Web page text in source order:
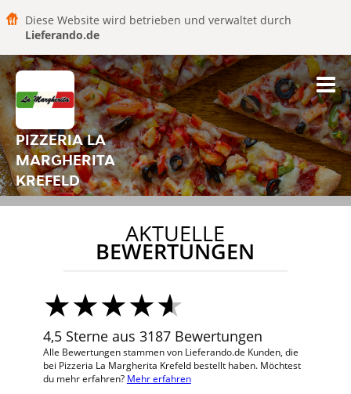
Diese Website wird betrieben und verwaltet durch
Lieferando.de
PIZZERIA LA
MARGHERITA
KREFELD
AKTUELLE
BEWERTUNGEN
4,5 Sterne aus 3187 Bewertungen
Alle Bewertungen stammen von Lieferando.de Kunden, die
bei Pizzeria La Margherita Krefeld bestellt haben. Möchtest
du mehr erfahren? Mehr erfahren